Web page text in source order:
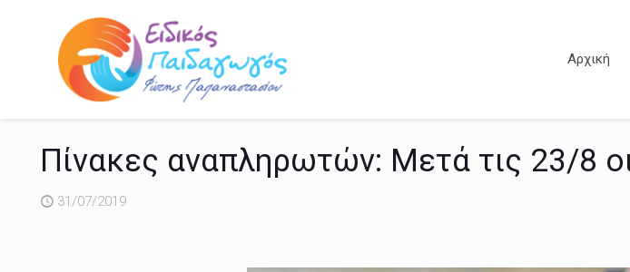
Αρχική
Πίνακες αναπληρωτών: Μετά τις 23/8
31/07/2019